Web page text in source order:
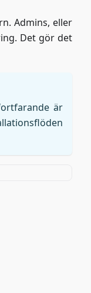
Admins, eller
Det gör det
är